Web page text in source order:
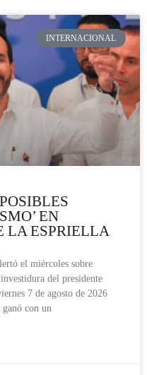
INTERNACIONAL
EN
LA ESPRIELLA
el miércoles sobre
del presidente
7 de agosto de 2026
con un